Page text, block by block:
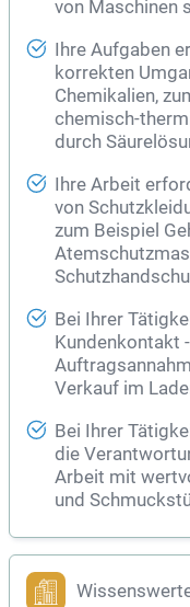
von Maschinen
Ihre Aufgaben
korrekten
Chemikalien,
chemisch-
durch
Ihre Arbeit
von
zum Beispiel
Bei Ihrer
Kundenkontakt
Verkauf im
Bei Ihrer
die
Arbeit mit
und